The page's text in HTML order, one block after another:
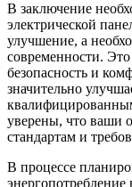
В заключение
электрической
улучшение, а
современности.
безопасность и
значительно
уверены, что ваши
стандартам и
В процессе